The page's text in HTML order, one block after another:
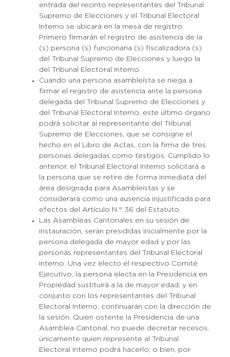
entrada del recinto representantes del Tribunal
Supremo de Elecciones y el Tribunal Electoral
Interno se ubicará en la mesa de registro.
Primero firmarán el registro de asistencia de la
(s) persona (s) funcionaria (s) fiscalizadora (s)
del Tribunal Supremo de Elecciones y luego la
del Tribunal Electoral Interno.
Cuando una persona asambleísta se niega a
firmar el registro de asistencia ante la persona
delegada del Tribunal Supremo de Elecciones y
del Tribunal Electoral Interno, este último órgano
podrá solicitar al representante del Tribunal
Supremo de Elecciones, que se consigne el
hecho en el Libro de Actas, con la firma de tres
personas delegadas como testigos. Cumplido lo
anterior, el Tribunal Electoral Interno solicitará a
la persona que se retire de forma inmediata del
área designada para Asambleístas y se
considerará como una ausencia injustificada para
efectos del Artículo N.° 36 del Estatuto.
Las Asambleas Cantonales en su sesión de
instauración, serán presididas inicialmente por la
persona delegada de mayor edad y por las
personas representantes del Tribunal Electoral
Interno. Una vez electo el respectivo Comité
Ejecutivo, la persona electa en la Presidencia en
Propiedad sustituirá a la de mayor edad, y en
conjunto con los representantes del Tribunal
Electoral Interno, continuarán con la dirección de
la sesión. Quien ostente la Presidencia de una
Asamblea Cantonal, no puede decretar recesos,
únicamente quien represente al Tribunal
Electoral Interno podrá hacerlo; o bien, por